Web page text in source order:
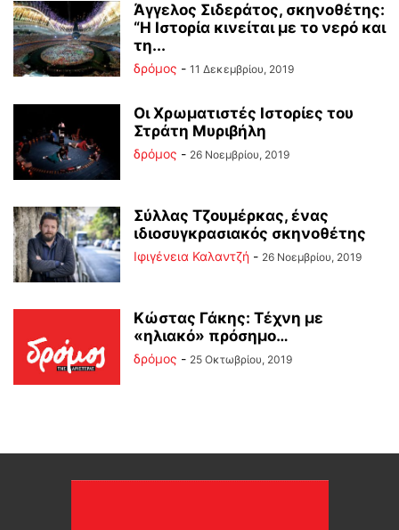
Άγγελος Σιδεράτος, σκηνοθέτης:
“Η Ιστορία κινείται με το νερό και
τη...
δρόμος - 11 Δεκεμβρίου, 2019
Οι Χρωματιστές Ιστορίες του
Στράτη Μυριβήλη
δρόμος - 26 Νοεμβρίου, 2019
Σύλλας Τζουμέρκας, ένας
ιδιοσυγκρασιακός σκηνοθέτης
Ιφιγένεια Καλαντζή - 26 Νοεμβρίου, 2019
Κώστας Γάκης: Τέχνη με
«ηλιακό» πρόσημο…
δρόμος - 25 Οκτωβρίου, 2019